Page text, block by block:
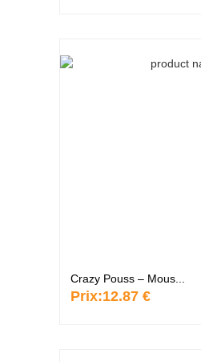
Crazy Pouss – Mous...
Prix:12.87 €